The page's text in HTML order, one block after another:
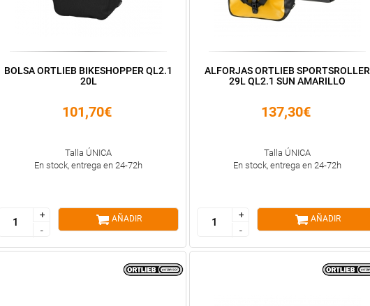
BOLSA ORTLIEB BIKESHOPPER QL2.1
20L
101,70€
Talla ÚNICA
En stock, entrega en 24-72h
+
-
+
-
AÑADIR
ALFORJAS ORTLIEB SPORTSROLLER
29L QL2.1 SUN AMARILLO
137,30€
Talla ÚNICA
En stock, entrega en 24-72h
+
-
+
-
AÑADIR